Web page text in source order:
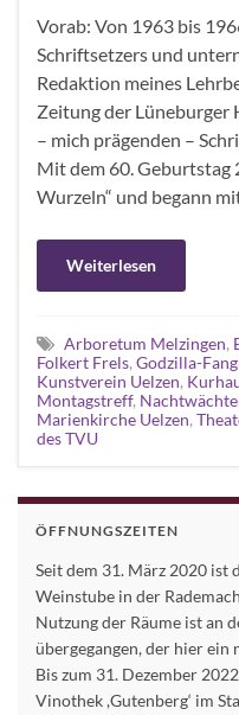
Vorab: Von 1963 bis
Schriftsetzers und
Redaktion meines
Zeitung der Lüneburger
– mich prägenden –
Mit dem 60. Geburtstag
Wurzeln“ und begann
Weiterlesen
Arboretum Melzingen,
Folkert Frels, Godzilla-
Kunstverein Uelzen,
Montagstreff,
Marienkirche Uelzen,
des TVU
ÖFFNUNGSZEITEN
Seit dem 31. März 2020 ist
Weinstube in der
Nutzung der Räume ist an
übergegangen, der hier ein
Bis zum 31. Dezember
Vinothek ,Gutenberg‘ im